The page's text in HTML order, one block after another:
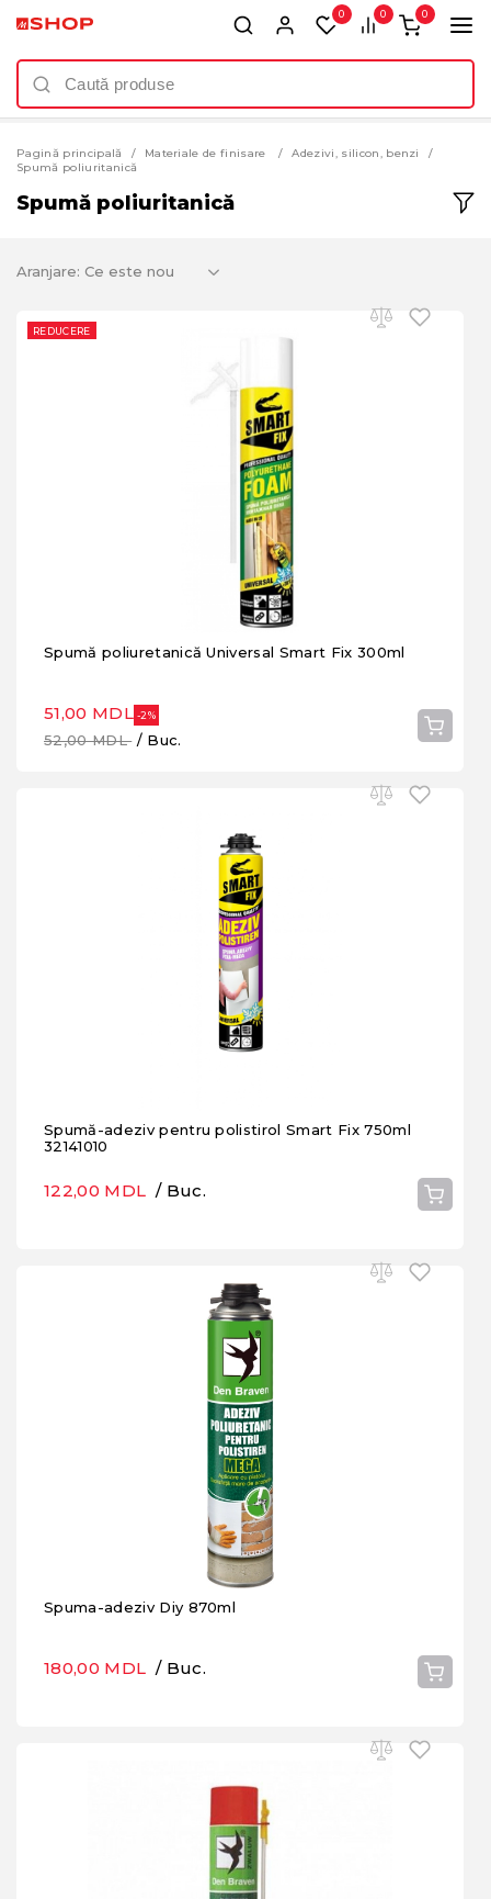
0 0 0
Pagină principală Materiale de finisare
Adezivi, silicon, benzi
Spumă poliuritanică
Spumă poliuritanică
Aranjare:
REDUCERE
Spumă poliuretanică Universal Smart Fix 300ml
51,00 MDL -2%
52,00 MDL/ Buc.
Spumă-adeziv pentru polistirol Smart Fix 750ml
32141010
122,00 MDL / Buc.
Spuma-adeziv Diy 870ml
180,00 MDL / Buc.